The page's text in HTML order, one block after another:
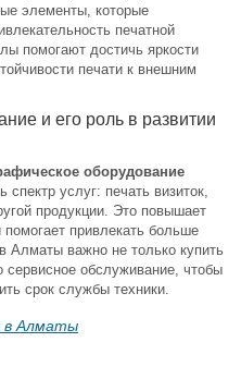
элементы, которые
печатной
помогают достичь яркости
печати к внешним
и его роль в развитии
оборудование
услуг: печать визиток,
продукции. Это повышает
помогает привлекать больше
Алматы важно не только купить
сервисное обслуживание, чтобы
срок службы техники.
в Алматы